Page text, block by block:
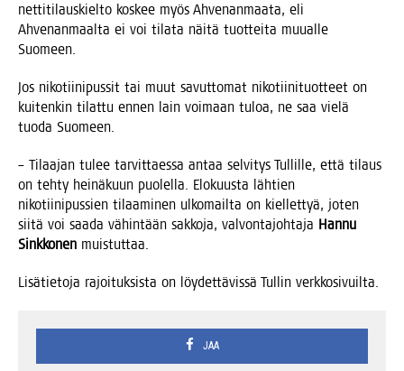
net­ti­ti­laus­kiel­to kos­kee myös Ahve­nan­maa­ta, eli
Ahve­nan­maal­ta ei voi tila­ta näi­tä tuot­tei­ta muu­al­le
Suomeen.
Jos niko­tii­ni­pus­sit tai muut savut­to­mat niko­tii­ni­tuot­teet on
kui­ten­kin tilat­tu ennen lain voi­maan tuloa, ne saa vie­lä
tuo­da Suomeen.
– Tilaa­jan tulee tar­vit­taes­sa antaa sel­vi­tys Tul­lil­le, että tilaus
on teh­ty hei­nä­kuun puo­lel­la. Elo­kuus­ta läh­tien
niko­tii­ni­pus­sien tilaa­mi­nen ulko­mail­ta on kiel­let­tyä, joten
sii­tä voi saa­da vähin­tään sak­ko­ja, val­von­ta­joh­ta­ja Han­nu
Sink­ko­nen muistuttaa.
Lisä­tie­to­ja rajoi­tuk­sis­ta on löy­det­tä­vis­sä Tul­lin verkkosivuilta.
JAA